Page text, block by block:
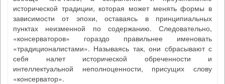
исторической традиции, которая может менять формы в
зависимости от эпохи, оставаясь в принципиальных
пунктах неизменной по содержанию. Следовательно,
«консерваторов» гораздо правильнее именовать
«традиционалистами». Называясь так, они сбрасывают с
себя налет исторической обреченности и
интеллектуальной неполноценности, присущих слову
«консерватор».